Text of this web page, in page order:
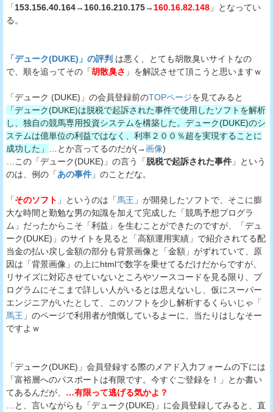
「153.156.40.164→ 160.16.210.175→ 160.16.82.148 」となってい
る。
「デューク(DUKE)」の評判 は悪く、とても胡散臭いサイトなの
で、順を追ってその「胡散臭さ 」を解説させて頂こうと思いますｗ
「デューク (DUKE)」の会員登録前のTOPページを見てみると
「デューク(DUKE)は脱税で起訴された事件で使用したソフトを解析
し、独自の競馬専用投資システムを構築した。デューク(DUKE)のシ
ステムは億単位の利益ではなく、利率２００％超を実現することに
成功した」
…とか言ってるのだが(→画像)
…この「デューク(DUKE)」の言う「脱税で起訴された事件 」という
のは、例の「あの事件 」のことだな。
「そのソフト 」というのは「馬王 」が開発したソフトで、そこに膨
大な時間と勤勉な男の知識を加えて完成した「競馬予想プログラ
ム」だったからこそ「利益」を生むことができたのですが、「デュ
ーク(DUKE)」のサイトを見ると「高額運用実績」で紹介されてる配
当金の払い戻し金額の部分も背景画像と「金額」がずれていて、原
因は「背景画像」の上にhtmlで数字を乗せてるだけだからですが、
リサイズに対応させていないところやソースコードを見る限り、プ
ログラムにそこまで詳しい人がいるとは思えないし、仮にスーパー
エンジニアがいたとして、このソフトを少し解析するくらいじゃ「
馬王 」のページで利用者が憤慨しているよーに、当たりはしなそー
ですよｗ
「デューク(DUKE)」会員登録する際のメアド入力フォームの下には
「富裕層へのパスポートは有限です。今すぐご登録を！」とか書い
てあるんだが、 …有限って逃げる気かよ？
…と、言いながらも「デューク(DUKE)」に会員登録してみると、直